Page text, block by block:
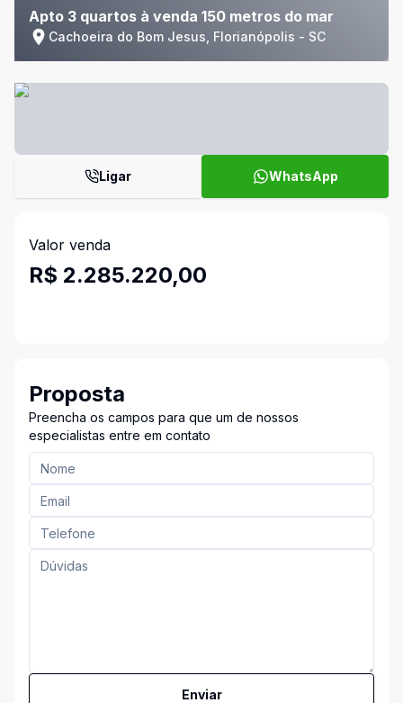
Apto 3 quartos à venda 150 metros do mar
Cachoeira do Bom Jesus, Florianópolis - SC
Ligar WhatsApp
Valor venda
R$ 2.285.220,00
Proposta
Preencha os campos para que um de nossos
especialistas entre em contato
Enviar